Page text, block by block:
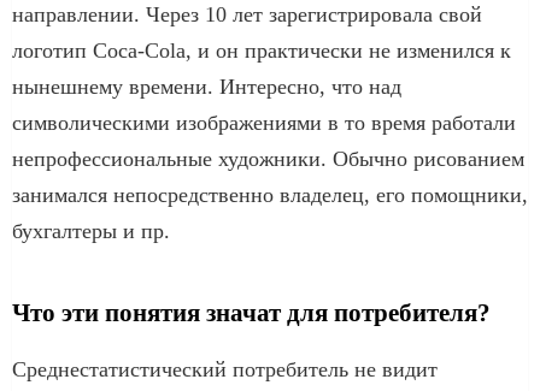
направлении. Через 10 лет зарегистрировала свой
логотип Coca-Cola, и он практически не изменился к
нынешнему времени. Интересно, что над
символическими изображениями в то время работали
непрофессиональные художники. Обычно рисованием
занимался непосредственно владелец, его помощники,
бухгалтеры и пр.
Что эти понятия значат для потребителя?
Среднестатистический потребитель не видит